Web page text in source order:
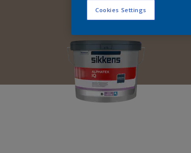
Cookies Settings